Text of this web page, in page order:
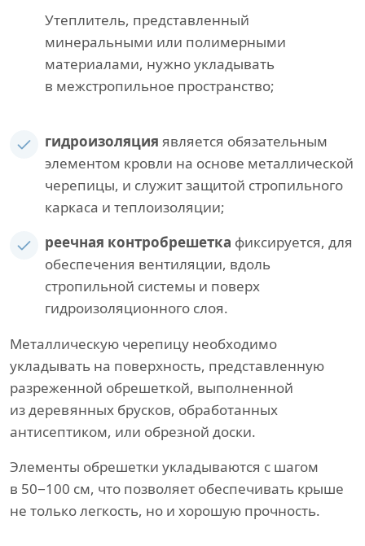
Утеплитель, представленный
минеральными или полимерными
материалами, нужно укладывать
в межстропильное пространство;
гидроизоляция является обязательным
элементом кровли на основе металлической
черепицы, и служит защитой стропильного
каркаса и теплоизоляции;
реечная контробрешетка фиксируется, для
обеспечения вентиляции, вдоль
стропильной системы и поверх
гидроизоляционного слоя.
Металлическую черепицу необходимо
укладывать на поверхность, представленную
разреженной обрешеткой, выполненной
из деревянных брусков, обработанных
антисептиком, или обрезной доски.
Элементы обрешетки укладываются с шагом
в 50−100 см, что позволяет обеспечивать крыше
не только легкость, но и хорошую прочность.